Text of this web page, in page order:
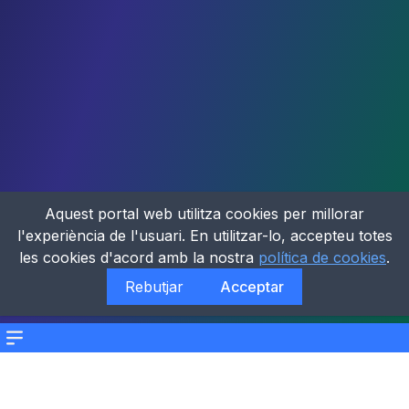
Menu
Aquest portal web utilitza cookies per millorar
l'experiència de l'usuari. En utilitzar-lo, accepteu totes
les cookies d'acord amb la nostra política de cookies.
Rebutjar
Acceptar